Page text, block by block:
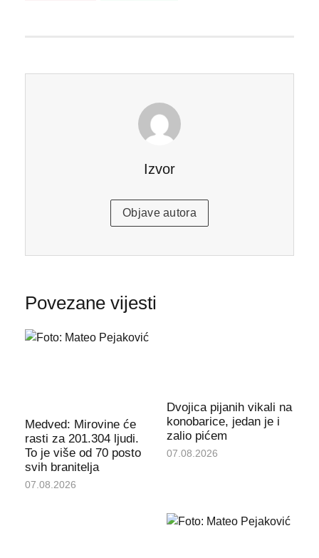
Izvor
Objave autora
Povezane vijesti
Medved: Mirovine će
rasti za 201.304 ljudi.
To je više od 70 posto
svih branitelja
07.08.2026
Dvojica pijanih vikali na
konobarice, jedan je i
zalio pićem
07.08.2026